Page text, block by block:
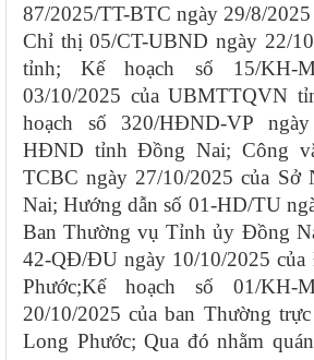
87/2025/TT-BTC ngày 29/8/
Chỉ thị 05/CT-UBND ngày 22/
tỉnh; Kế hoạch số 15/KH-
03/10/2025 của UBMTTQVN
hoạch số 320/HĐND-VP
HĐND tỉnh Đồng Nai; Công
TCBC ngày 27/10/2025 của
Nai; Hướng dẫn số 01-HD/TU
Ban Thường vụ Tỉnh ủy Đồng
42-QĐ/ĐU ngày 10/10/2025
Phước;Kế hoạch số 01/KH-
20/10/2025 của ban Thường
Long Phước; Qua đó nhằm